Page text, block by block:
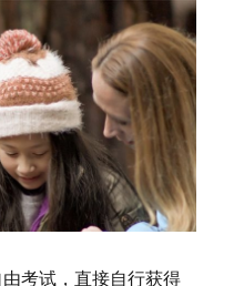
程
由考试，直接自行获得